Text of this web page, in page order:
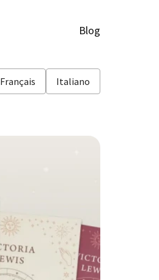
Blog
Français Italiano